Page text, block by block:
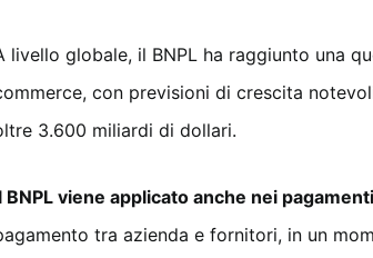
livello globale, il BNPL ha raggiunto una
con previsioni di crescita
3.600 miliardi di dollari.
BNPL viene applicato anche nei
tra azienda e fornitori, in un